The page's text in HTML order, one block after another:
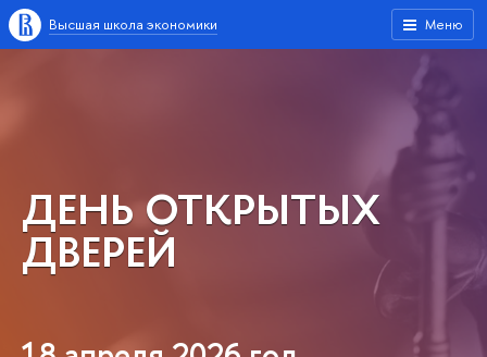
Меню
Высшая школа экономики
ДЕНЬ ОТКРЫТЫХ
ДВЕРЕЙ